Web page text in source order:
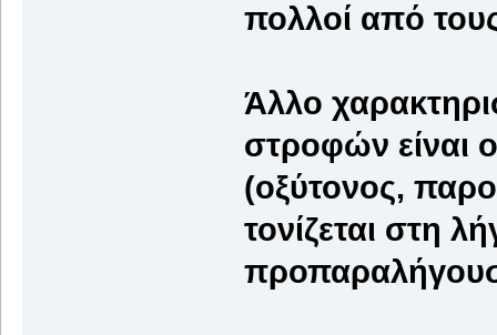
πολλοί από
Άλλο
στροφών είναι
(οξύτονος,
τονίζεται στη